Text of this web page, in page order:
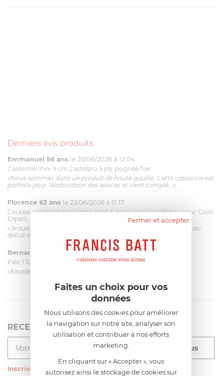
Derniers avis produits
Emmanuel 56 ans le 23/06/2026 à 12:04
Casserole mini 9 cm Castelpro 5 ply poignée fixe
«Nous sommes dans un produit de haute qualité. Cette casserole est
parfaite pour l'élaboration des sauces et vient complé...»
Florence 63 ans le 23/06/2026 à 11:17
Couteau complet avec lame, joint & écrou pour le robot cuiseur Cook
Expert
«Je suis satisfaite du couteau Magimix. L'écrou est un peu dur au
début mais ça le fait. La livraison a été très rapide. ...»
Bernard le 23/06/2026 à 09:43
Pale 1.1L pour Glacier Magimix 11031/121/123/124
«Excellent: produit et livraison»
RECEVEZ LA NEWSLETTER
Inscrivez-vous à notre newsletter
Fermer et accepter
Faites un choix pour vos
données
Nous utilisons des cookies pour améliorer
la navigation sur notre site, analyser son
utilisation et contribuer à nos efforts
marketing.
En cliquant sur « Accepter », vous
autorisez ainsi le stockage de cookies sur